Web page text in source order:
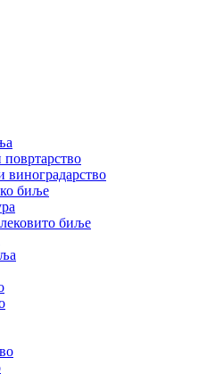
повртарство
виноградарство
биље
биље